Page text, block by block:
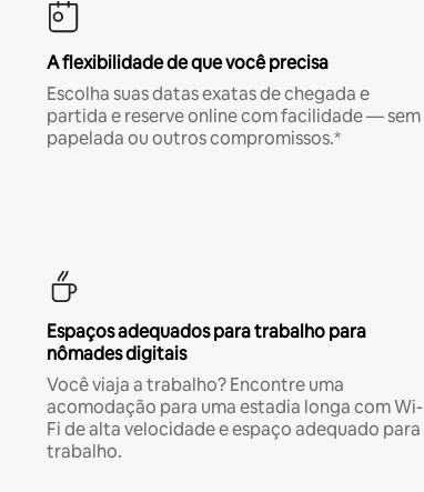
A flexibilidade de que você precisa
Escolha suas datas exatas de chegada e
partida e reserve online com facilidade — sem
papelada ou outros compromissos.*
Espaços adequados para trabalho para
nômades digitais
Você viaja a trabalho? Encontre uma
acomodação para uma estadia longa com Wi-
Fi de alta velocidade e espaço adequado para
trabalho.